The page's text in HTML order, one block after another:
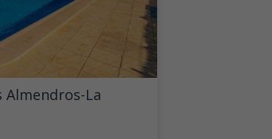
Almendros-La